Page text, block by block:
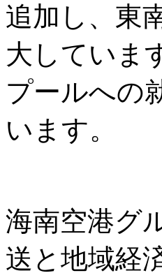
追加し、東
大していま
プールへの
います。
海南空港グ
送と地域経